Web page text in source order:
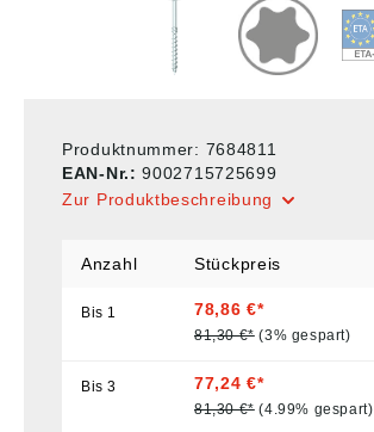
Produktnummer: 7684811
EAN-Nr.:9002715725699
Zur Produktbeschreibung
Anzahl Stückpreis
Bis 1 78,86 €*
81,30 €* (3% gespart)
Bis3 77,24 €*
81,30 €* (4.99% gespart)